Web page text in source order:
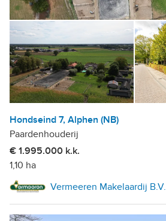
Hondseind 7, Alphen (NB)
Paardenhouderij
€ 1.995.000 k.k.
1,10 ha
Vermeeren Makelaardij B.V.